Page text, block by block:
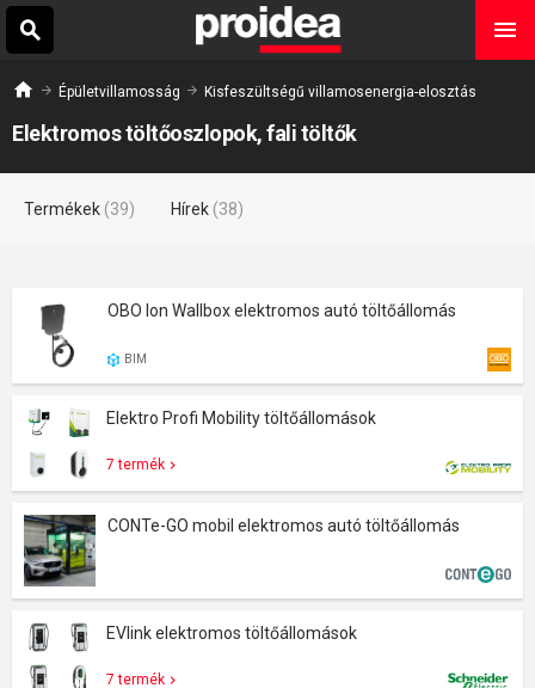
Épületvillamosság Kisfeszültségű villamosenergia-elosztás
Elektromos töltőoszlopok, fali töltők
Termékek (39) Hírek (38)
OBO Ion Wallbox elektromos autó töltőállomás
BIM
Elektro Profi Mobility töltőállomások
7 termék
CONTe-GO mobil elektromos autó töltőállomás
EVlink elektromos töltőállomások
7 termék